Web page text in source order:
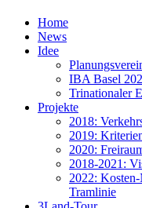
Home
News
Idee
IBA Basel
Trinationaler
Projekte
2018:
2019:
2020:
2018-2021:
2022:
Tramlinie